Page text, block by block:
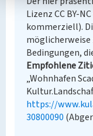
Lizenz CC BY-
kommerziell).
Bedingungen,
Empfohlene
„Wohnhafen
https://
30800090